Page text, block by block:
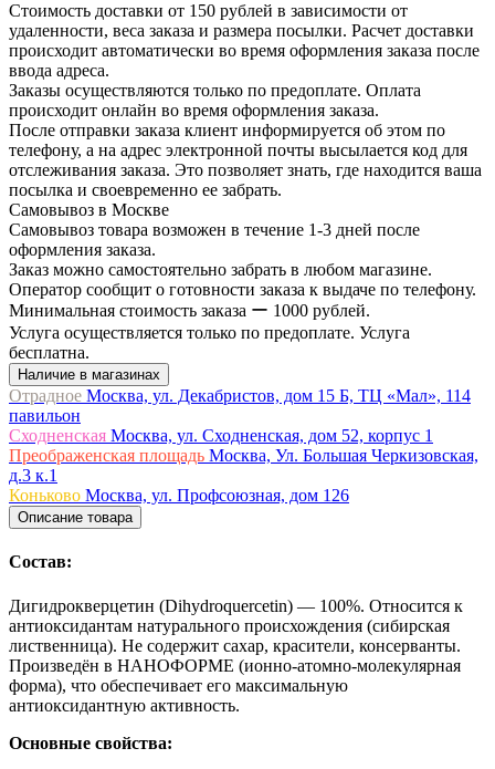
Стоимость доставки от 150 рублей в зависимости от
удаленности, веса заказа и размера посылки. Расчет доставки
происходит автоматически во время оформления заказа после
ввода адреса.
Заказы осуществляются только по предоплате. Оплата
происходит онлайн во время оформления заказа.
После отправки заказа клиент информируется об этом по
телефону, а на адрес электронной почты высылается код для
отслеживания заказа. Это позволяет знать, где находится ваша
посылка и своевременно ее забрать.
Самовывоз в Москве
Самовывоз товара возможен в течение 1-3 дней после
оформления заказа.
Заказ можно самостоятельно забрать в любом магазине.
Оператор сообщит о готовности заказа к выдаче по телефону.
Минимальная стоимость заказа ー 1000 рублей.
Услуга осуществляется только по предоплате. Услуга
бесплатна.
Наличие в магазинах
Отрадное Москва, ул. Декабристов, дом 15 Б, ТЦ «Мал», 114
павильон
Сходненская Москва, ул. Сходненская, дом 52, корпус 1
Преображенская площадь Москва, Ул. Большая Черкизовская,
д.3 к.1
Коньково Москва, ул. Профсоюзная, дом 126
Описание товара
Состав:
Дигидрокверцетин (Dihydroquercetin) — 100%. Относится к
антиоксидантам натурального происхождения (сибирская
лиственница). Не содержит сахар, красители, консерванты.
Произведён в НАНОФОРМЕ (ионно-атомно-молекулярная
форма), что обеспечивает его максимальную
антиоксидантную активность.
Основные свойства: